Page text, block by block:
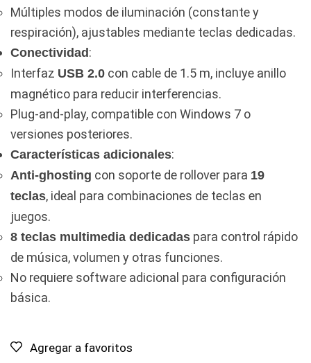
Múltiples modos de iluminación (constante y
respiración), ajustables mediante teclas dedicadas.
Conectividad :
Interfaz USB 2.0 con cable de 1.5 m, incluye anillo
magnético para reducir interferencias.
Plug-and-play, compatible con Windows 7 o
versiones posteriores.
Características adicionales:
Anti-ghosting con soporte de rollover para 19
teclas, ideal para combinaciones de teclas en
juegos.
8 teclas multimedia dedicadas para control rápido
de música, volumen y otras funciones.
No requiere software adicional para configuración
básica.
Agregar a favoritos